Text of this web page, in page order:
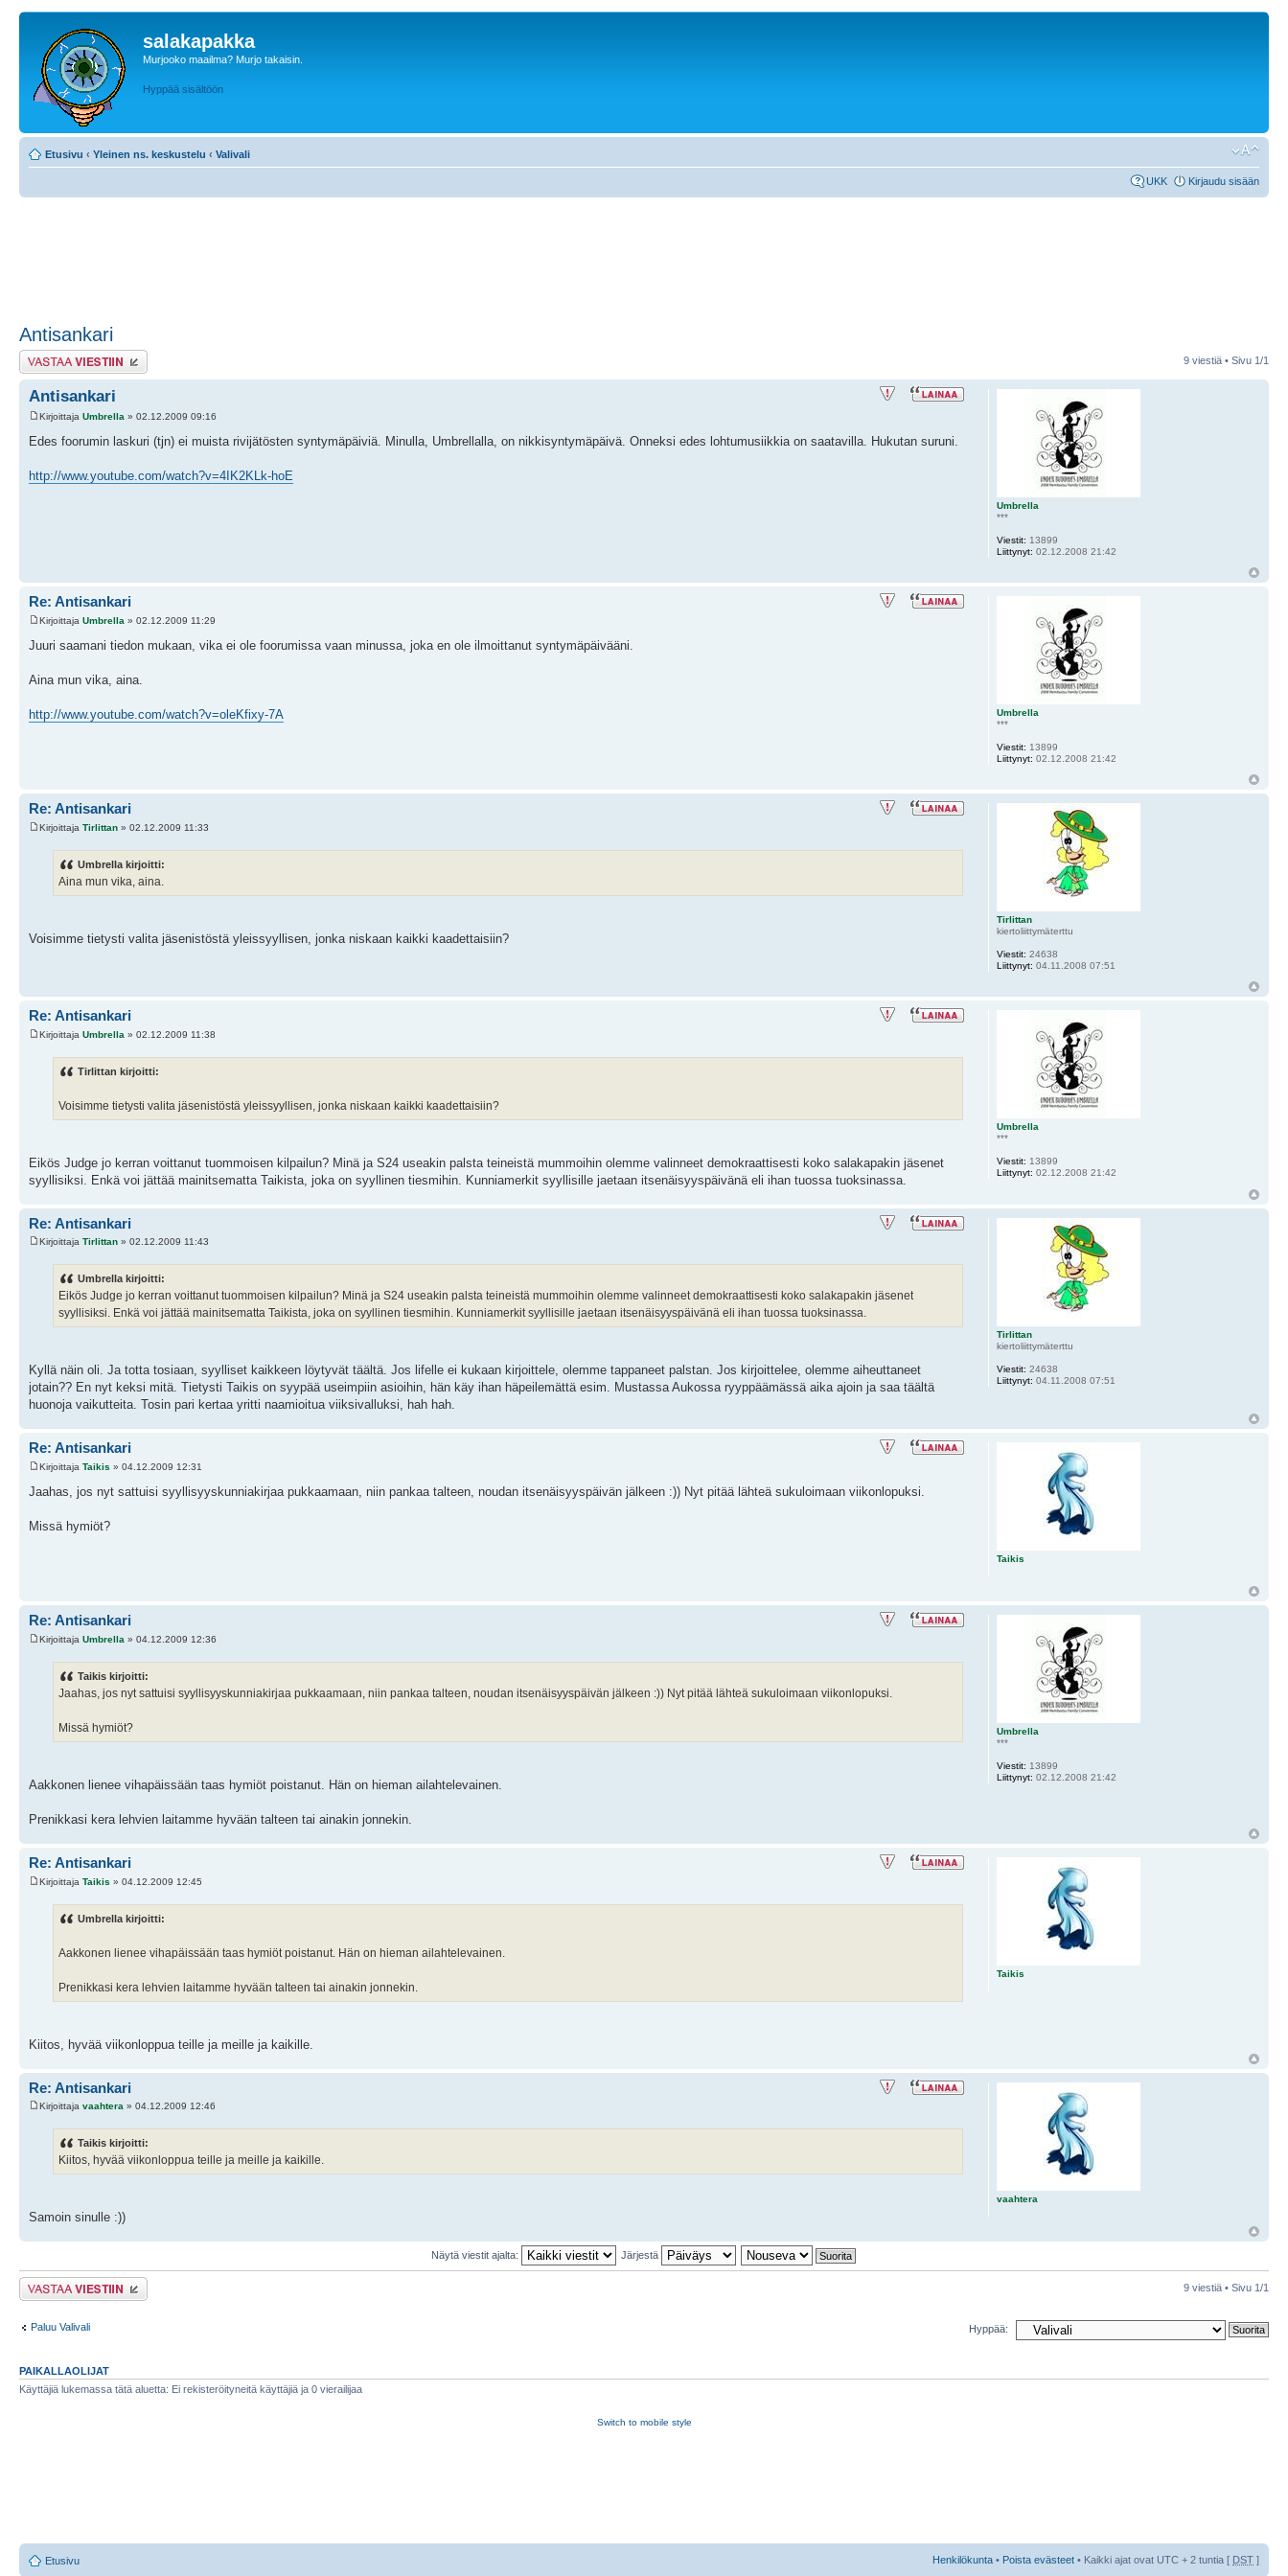
salakapakka
Murjooko maailma? Murjo takaisin.
Hyppää sisältöön
Etusivu ‹ Yleinen ns. keskustelu ‹ Valivali
UKK Kirjaudu sisään
Antisankari
Lähetä vastaus 9 viestiä • Sivu 1/1
Antisankari
Kirjoittaja Umbrella » 02.12.2009 09:16
Edes foorumin laskuri (tjn) ei muista rivijätösten syntymäpäiviä. Minulla, Umbrellalla, on nikkisyntymäpäivä. Onneksi edes lohtumusiikkia on saatavilla. Hukutan suruni.
http://www.youtube.com/watch?v=4IK2KLk-hoE
Umbrella
***
Viestit: 13899
Liittynyt: 02.12.2008 21:42
Re: Antisankari
Kirjoittaja Umbrella » 02.12.2009 11:29
Juuri saamani tiedon mukaan, vika ei ole foorumissa vaan minussa, joka en ole ilmoittanut syntymäpäivääni.
Aina mun vika, aina.
http://www.youtube.com/watch?v=oleKfixy-7A
Umbrella
***
Viestit: 13899
Liittynyt: 02.12.2008 21:42
Re: Antisankari
Kirjoittaja Tirlittan » 02.12.2009 11:33
Umbrella kirjoitti:
Aina mun vika, aina.
Voisimme tietysti valita jäsenistöstä yleissyyllisen, jonka niskaan kaikki kaadettaisiin?
Tirlittan
kiertoliittymäterttu
Viestit: 24638
Liittynyt: 04.11.2008 07:51
Re: Antisankari
Kirjoittaja Umbrella » 02.12.2009 11:38
Tirlittan kirjoitti:
Voisimme tietysti valita jäsenistöstä yleissyyllisen, jonka niskaan kaikki kaadettaisiin?
Eikös Judge jo kerran voittanut tuommoisen kilpailun? Minä ja S24 useakin palsta teineistä mummoihin olemme valinneet demokraattisesti koko salakapakin jäsenet
syyllisiksi. Enkä voi jättää mainitsematta Taikista, joka on syyllinen tiesmihin. Kunniamerkit syyllisille jaetaan itsenäisyyspäivänä eli ihan tuossa tuoksinassa.
Umbrella
***
Viestit: 13899
Liittynyt: 02.12.2008 21:42
Re: Antisankari
Kirjoittaja Tirlittan » 02.12.2009 11:43
Umbrella kirjoitti:
Eikös Judge jo kerran voittanut tuommoisen kilpailun? Minä ja S24 useakin palsta teineistä mummoihin olemme valinneet demokraattisesti koko salakapakin jäsenet
syyllisiksi. Enkä voi jättää mainitsematta Taikista, joka on syyllinen tiesmihin. Kunniamerkit syyllisille jaetaan itsenäisyyspäivänä eli ihan tuossa tuoksinassa.
Kyllä näin oli. Ja totta tosiaan, syylliset kaikkeen löytyvät täältä. Jos lifelle ei kukaan kirjoittele, olemme tappaneet palstan. Jos kirjoittelee, olemme aiheuttaneet
jotain?? En nyt keksi mitä. Tietysti Taikis on syypää useimpiin asioihin, hän käy ihan häpeilemättä esim. Mustassa Aukossa ryyppäämässä aika ajoin ja saa täältä
huonoja vaikutteita. Tosin pari kertaa yritti naamioitua viiksivalluksi, hah hah.
Tirlittan
kiertoliittymäterttu
Viestit: 24638
Liittynyt: 04.11.2008 07:51
Re: Antisankari
Kirjoittaja Taikis » 04.12.2009 12:31
Jaahas, jos nyt sattuisi syyllisyyskunniakirjaa pukkaamaan, niin pankaa talteen, noudan itsenäisyyspäivän jälkeen :)) Nyt pitää lähteä sukuloimaan viikonlopuksi.
Missä hymiöt?
Taikis
Re: Antisankari
Kirjoittaja Umbrella » 04.12.2009 12:36
Taikis kirjoitti:
Jaahas, jos nyt sattuisi syyllisyyskunniakirjaa pukkaamaan, niin pankaa talteen, noudan itsenäisyyspäivän jälkeen :)) Nyt pitää lähteä sukuloimaan viikonlopuksi.
Missä hymiöt?
Aakkonen lienee vihapäissään taas hymiöt poistanut. Hän on hieman ailahtelevainen.
Prenikkasi kera lehvien laitamme hyvään talteen tai ainakin jonnekin.
Umbrella
***
Viestit: 13899
Liittynyt: 02.12.2008 21:42
Re: Antisankari
Kirjoittaja Taikis » 04.12.2009 12:45
Umbrella kirjoitti:
Aakkonen lienee vihapäissään taas hymiöt poistanut. Hän on hieman ailahtelevainen.
Prenikkasi kera lehvien laitamme hyvään talteen tai ainakin jonnekin.
Kiitos, hyvää viikonloppua teille ja meille ja kaikille.
Taikis
Re: Antisankari
Kirjoittaja vaahtera » 04.12.2009 12:46
Taikis kirjoitti:
Kiitos, hyvää viikonloppua teille ja meille ja kaikille.
Samoin sinulle :))
vaahtera
Näytä viestit ajalta: Järjestä
Lähetä vastaus 9 viestiä • Sivu 1 /1
Paluu Valivali Hyppää:
PAIKALLAOLIJAT
Käyttäjiä lukemassa tätä aluetta: Ei rekisteröityneitä käyttäjiä ja 0 vierailijaa
Switch to mobile style
Etusivu Henkilökunta • Poista evästeet • Kaikki ajat ovat UTC + 2 tuntia [ DST ]